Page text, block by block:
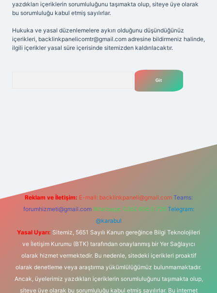
yazdıkları içeriklerin sorumluluğunu taşımakta olup, siteye üye olarak
bu sorumluluğu kabul etmiş sayılırlar.
Hukuka ve yasal düzenlemelere aykırı olduğunu düşündüğünüz
içerikleri, backlinkpanelicomtr@gmail.com adresine bildirmeniz halinde,
ilgili içerikler yasal süre içerisinde sitemizden kaldırılacaktır.
m elexbet
Reklam ve İletişim: E-mail: backlinkpaneli@gmail.com Teams:
forumhizmeti@gmail.com Whatsapp: 0262 606 0 726 Telegram:
@karabul
Yasal Uyarı: Sitemiz, 5651 Sayılı Kanun gereğince Bilgi Teknolojileri
ve İletişim Kurumu (BTK) tarafından onaylanmış bir Yer Sağlayıcı
olarak hizmet vermektedir. Bu nedenle, sitedeki içerikleri proaktif
olarak denetleme veya araştırma yükümlülüğümüz bulunmamaktadır.
Ancak, üyelerimiz yazdıkları içeriklerin sorumluluğunu taşımakta olup,
siteye üye olarak bu sorumluluğu kabul etmiş sayılırlar. Bu internet